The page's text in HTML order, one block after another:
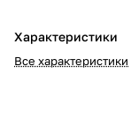
Характеристики
Все характеристики
в корзину